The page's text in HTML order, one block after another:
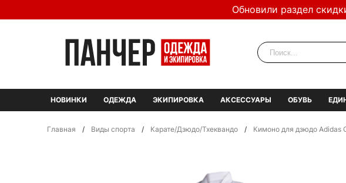
Обновили раздел
НОВИНКИ ОДЕЖДА ЭКИПИРОВКА АКСЕССУАРЫ ОБУВЬ
Главная / Виды спорта / Карате/Дзюдо/Тхеквандо / Кимоно для дзюдо Adidas